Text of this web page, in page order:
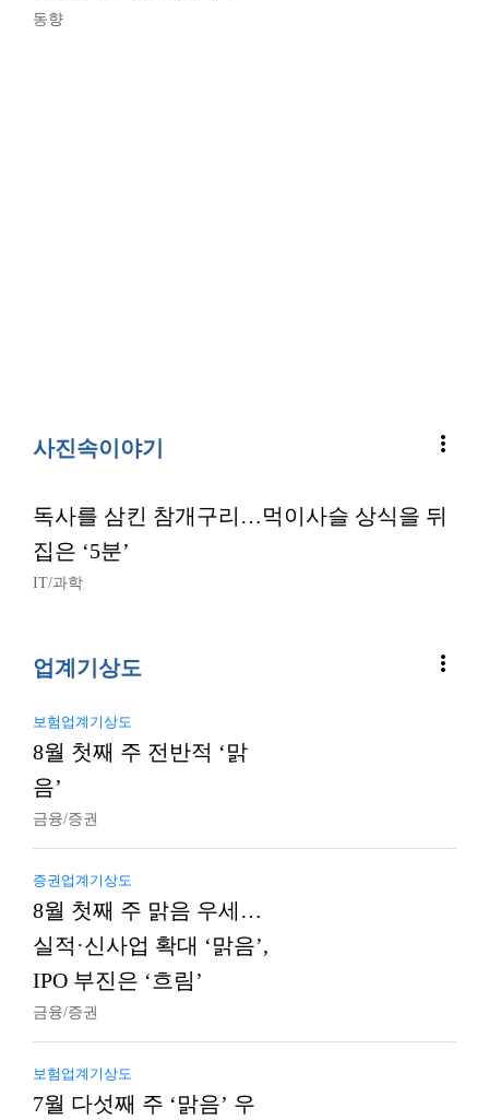
동향
사진속이야기 more_vert
독사를 삼킨 참개구리…먹이사슬 상식을 뒤
집은 ‘5분’
IT/과학
업계기상도 more_vert
보험업계기상도
8월 첫째 주 전반적 ‘맑
음’
금융/증권
증권업계기상도
8월 첫째 주 맑음 우세…
실적·신사업 확대 ‘맑음’,
IPO 부진은 ‘흐림’
금융/증권
보험업계기상도
7월 다섯째 주 ‘맑음’ 우